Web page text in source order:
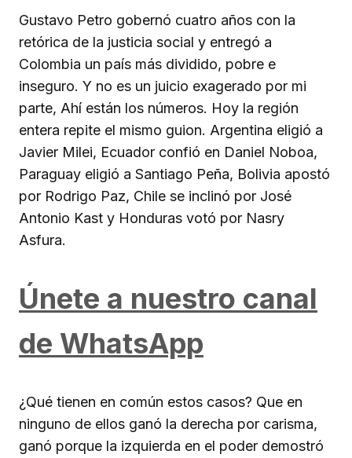
Gustavo Petro gobernó cuatro años con la
retórica de la justicia social y entregó a
Colombia un país más dividido, pobre e
inseguro. Y no es un juicio exagerado por mi
parte, Ahí están los números. Hoy la región
entera repite el mismo guion. Argentina eligió a
Javier Milei, Ecuador confió en Daniel Noboa,
Paraguay eligió a Santiago Peña, Bolivia apostó
por Rodrigo Paz, Chile se inclinó por José
Antonio Kast y Honduras votó por Nasry
Asfura.
Únete a nuestro canal
de WhatsApp
¿Qué tienen en común estos casos? Que en
ninguno de ellos ganó la derecha por carisma,
ganó porque la izquierda en el poder demostró